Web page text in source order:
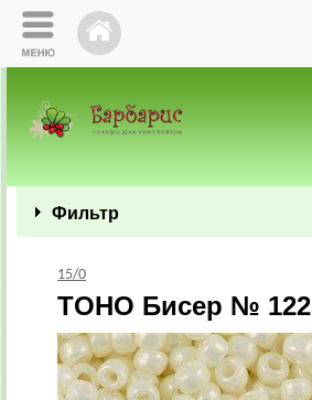
Фильтр
15/0
TOHO Бисер № 122